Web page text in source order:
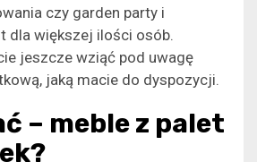
czy garden party i
dla większej ilości osób.
jeszcze wziąć pod uwagę
jaką macie do dyspozycji.
– meble z palet